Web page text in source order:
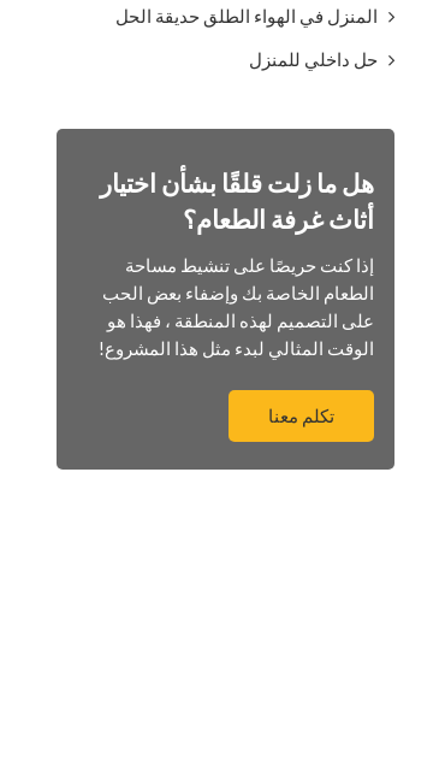
المنزل في الهواء الطلق حديقة الحل
حل داخلي للمنزل
هل ما زلت قلقًا بشأن اختيار
أثاث غرفة الطعام؟
إذا كنت حريصًا على تنشيط مساحة
الطعام الخاصة بك وإضفاء بعض الحب
على التصميم لهذه المنطقة ، فهذا هو
الوقت المثالي لبدء مثل هذا المشروع!
تكلم معنا